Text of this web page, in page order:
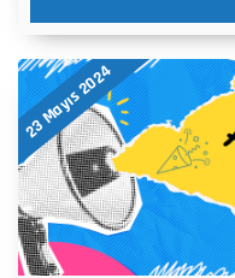
23 Mayıs 2024